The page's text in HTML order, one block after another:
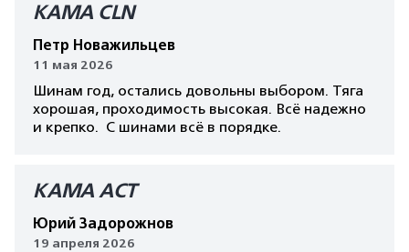
KAMA CLN
Петр Новажильцев
11 мая 2026
Шинам год, остались довольны выбором. Тяга
хорошая, проходимость высокая. Всё надежно
и крепко. С шинами всё в порядке.
КАМА AСT
Юрий Задорожнов
19 апреля 2026